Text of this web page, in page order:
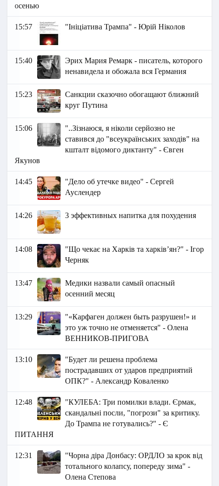
осенью
15:57 "Ініціатива Трампа" - Юрій Ніколов
15:40
Эрих Мария Ремарк - писатель, которого
ненавидела и обожала вся Германия
15:23
Санкции сказочно обогащают ближний
круг Путина
15:06
"..Зізнаюся, я ніколи серйозно не
ставився до "всеукраїнських заходів" на
кшталт відомого диктанту" - Євген
Якунов
14:45
"Дело об утечке видео" - Сергей
Ауслендер
14:26 3 эффективных напитка для похудения
14:08
"Що чекає на Харків та харківʼян?" - Ігор
Черняк
13:47
Медики назвали самый опасный
осенний месяц
13:29
"«Карфаген должен быть разрушен!» и
это уж точно не отменяется" - Олена
ВЕННИКОВ-ПРИГОВА
13:10
"Будет ли решена проблема
пострадавших от ударов предприятий
ОПК?" - Александр Коваленко
12:48
"КУЛЕБА: Три помилки влади. Єрмак,
скандальні посли, "погрози" за критику.
До Трампа не готувались?" - Є
ПИТАННЯ
12:31
"Чорна діра Донбасу: ОРДЛО за крок від
тотального колапсу, попереду зима" -
Олена Степова